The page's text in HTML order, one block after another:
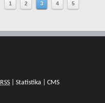
1 2 3 4 5
RSS Statistika CMS